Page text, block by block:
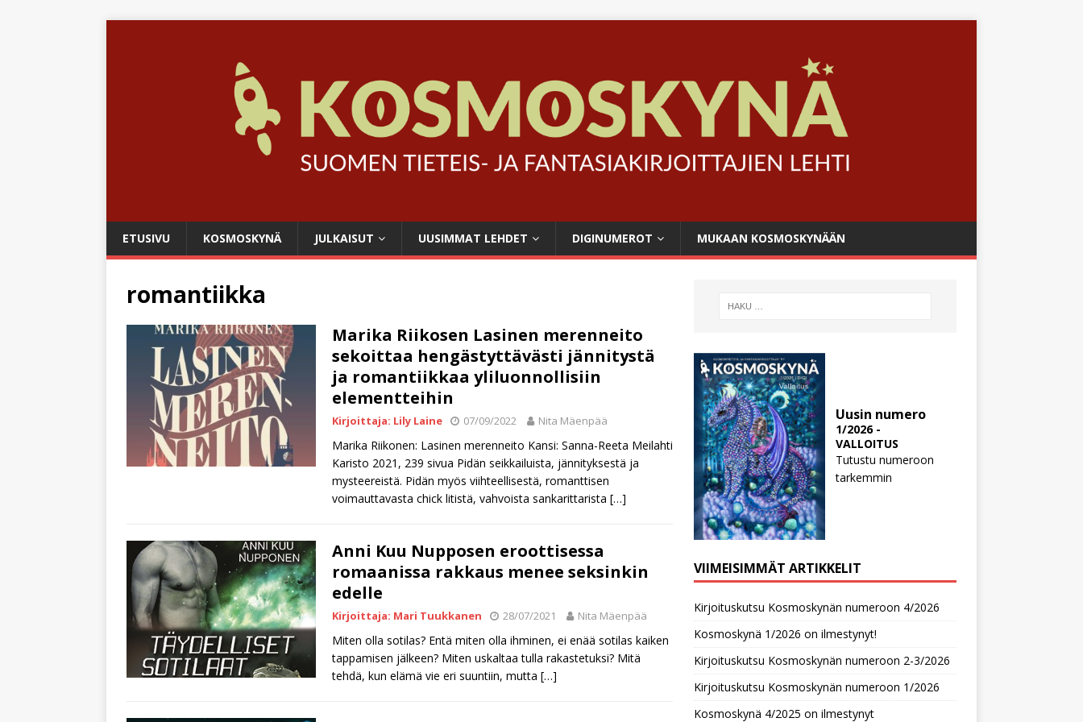
ETUSIVU KOSMOSKYNÄ JULKAISUT UUSIMMAT LEHDET DIGINUMEROT MUKAAN KOSMOSKYNÄÄN
romantiikka
Marika Riikosen Lasinen merenneito
sekoittaa hengästyttävästi jännitystä
ja romantiikkaa yliluonnollisiin
elementteihin
Kirjoittaja: Lily Laine 07/09/2022 Nita Mäenpää
Marika Riikonen: Lasinen merenneito Kansi: Sanna-Reeta Meilahti
Karisto 2021, 239 sivua Pidän seikkailuista, jännityksestä ja
mysteereistä. Pidän myös viihteellisestä, romanttisen
voimauttavasta chick litistä, vahvoista sankarittarista […]
Anni Kuu Nupposen eroottisessa
romaanissa rakkaus menee seksinkin
edelle
Kirjoittaja: Mari Tuukkanen 28/07/2021 Nita Mäenpää
Miten olla sotilas? Entä miten olla ihminen, ei enää sotilas kaiken
tappamisen jälkeen? Miten uskaltaa tulla rakastetuksi? Mitä
tehdä, kun elämä vie eri suuntiin, mutta […]
Uusin numero
1/2026 -
VALLOITUS
Tutustu numeroon
tarkemmin
VIIMEISIMMÄT ARTIKKELIT
Kirjoituskutsu Kosmoskynän numeroon 4/2026
Kosmoskynä 1/2026 on ilmestynyt!
Kirjoituskutsu Kosmoskynän numeroon 2-3/2026
Kirjoituskutsu Kosmoskynän numeroon 1/2026
Kosmoskynä 4/2025 on ilmestynyt